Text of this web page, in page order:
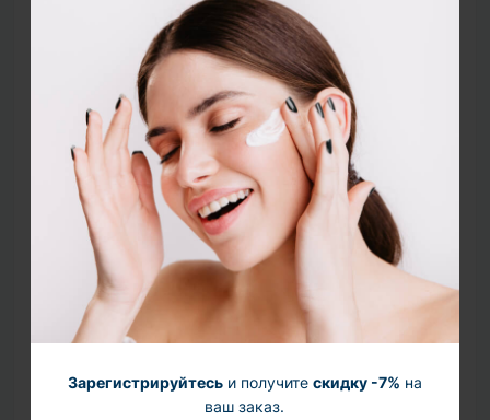
Зарегистрируйтесьи получите скидку -7% на
ваш заказ.
Состав (INCI)
Water, Myristic Acid, Glycerin, Potassium
Hydroxide, Palmitic Acid, Coco-Glucoside, Glycol
Distearate, Jojoba Esters, Stearic Acid, Butylene
Glycol, Glyceryl Stearate, Panthenol , Synthetic
Beeswax, Ethyl Hexanediol , Milk Protein Extract,
Caprylyl Glycol, Fragrance, Allantoin, Hydrolyzed
Glycosaminoglycans, Caprylhydroxamic Acid,
Disodium EDTA, Lactobionic Acid, Glycine, Serine,
Glutamic Acid, Glutamine, Aspartic Acid, Leucine,
Alanine, Lysine HCl, Arginine HCl, Tyrosine,
Histidine HCl, Methionine, Cystine, Asparagine,
Glucosamine, Ornithine, Tryptophan, Taurine,